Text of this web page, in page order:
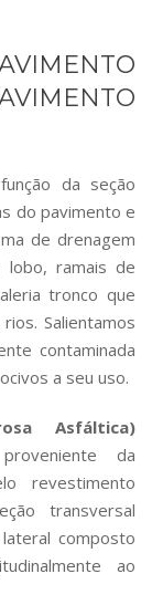
da seção
do pavimento e
de drenagem
ramais de
tronco que
Salientamos
contaminada
a seu uso.
Asfáltica)
da
revestimento
transversal
composto
ao